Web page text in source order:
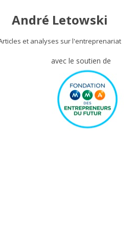
André Letowski
et analyses sur l'entreprenariat
avec le soutien de
au contenu principal